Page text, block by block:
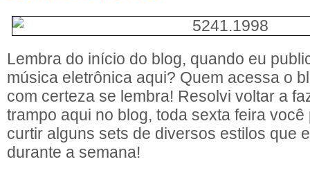
Lembra do início do blog, quando eu
música eletrônica aqui? Quem acessa o
com certeza se lembra! Resolvi voltar a
trampo aqui no blog, toda sexta feira
curtir alguns sets de diversos estilos que
durante a semana!